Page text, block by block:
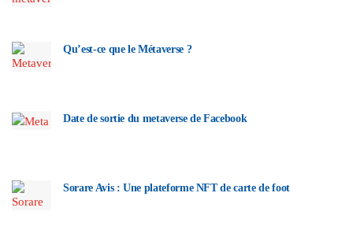
Qu’est-ce que le Métaverse ?
Date de sortie du metaverse de Facebook
Sorare Avis : Une plateforme NFT de carte de foot